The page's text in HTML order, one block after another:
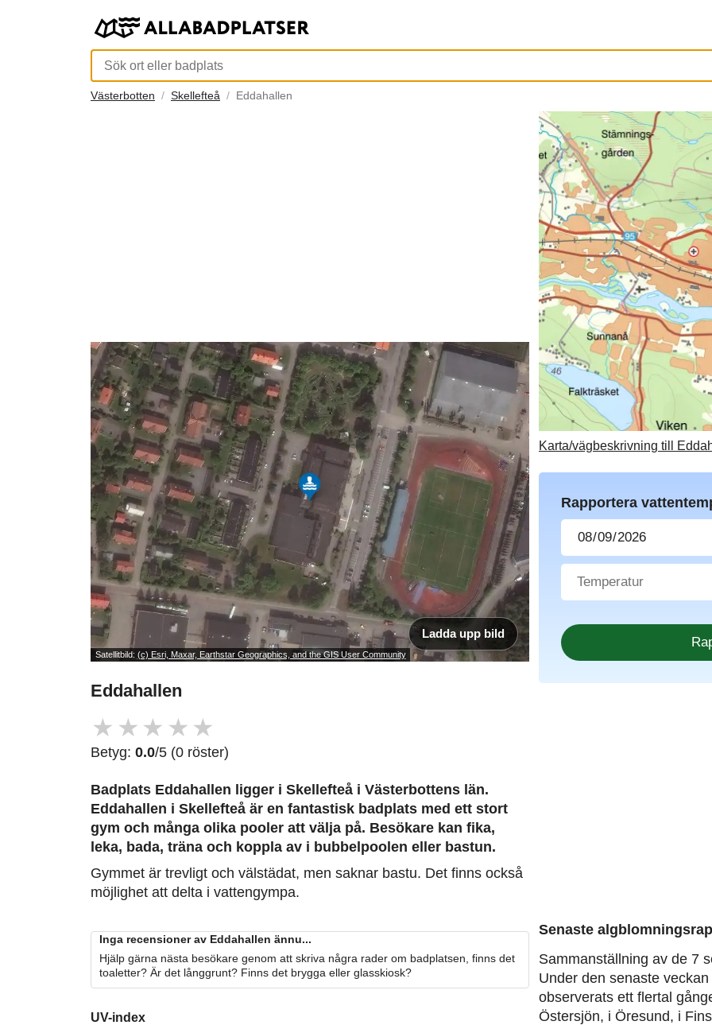
Västerbotten Skellefteå Eddahallen
Satellitbild: (c) Esri, Maxar, Earthstar Geographics, and the GIS User Community
Ladda upp bild
Eddahallen
★ ★ ★ ★ ★
Betyg: 0.0/5 (0 röster)
Badplats Eddahallen ligger i Skellefteå i Västerbottens län.
Eddahallen i Skellefteå är en fantastisk badplats med ett stort
gym och många olika pooler att välja på. Besökare kan fika,
leka, bada, träna och koppla av i bubbelpoolen eller bastun.
Gymmet är trevligt och välstädat, men saknar bastu. Det finns också
möjlighet att delta i vattengympa.
Inga recensioner av Eddahallen ännu...
Hjälp gärna nästa besökare genom att skriva några rader om badplatsen, finns det
toaletter? Är det långgrunt? Finns det brygga eller glasskiosk?
UV-index
Karta/vägbeskrivning till
Rapportera
Senaste
Sammanställning av de 7
Under den senaste
observerats ett flertal
Östersjön, i Öresund, i